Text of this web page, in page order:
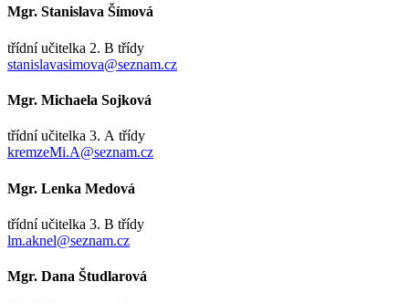
Mgr. Stanislava Šímová
třídní učitelka 2. B třídy
stanislavasimova@seznam.cz
Mgr. Michaela Sojková
třídní učitelka 3. A třídy
kremzeMi.A@seznam.cz
Mgr. Lenka Medová
třídní učitelka 3. B třídy
lm.aknel@seznam.cz
Mgr. Dana Študlarová